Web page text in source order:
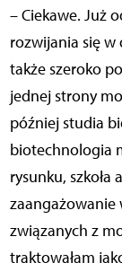
– Ciekawe. Już
rozwijania się w
także szeroko
jednej strony
później studia
biotechnologia
rysunku, szkoła
zaangażowanie
związanych z
traktowałam